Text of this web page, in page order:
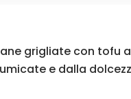
grigliate con
e dalla